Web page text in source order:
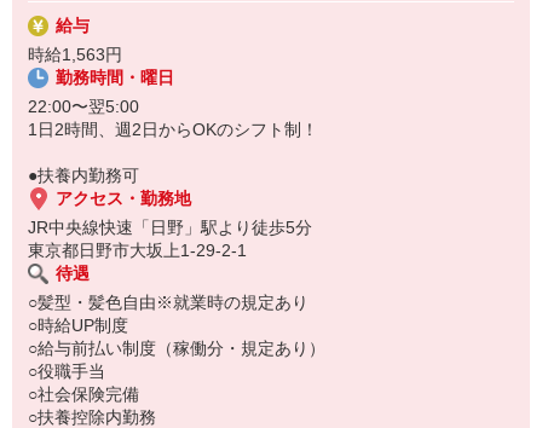
他にも、食材の調整や金銭管理、新しく入社したクルーの研修など
様々なお仕事があります。
セルフオーダー、セルフ会計で、現金の受け渡しはほとんどありま
せん。※一部店舗を除く
取り間違いもなく安心でスムーズ♪
マニュアルも用意していますので飲食店が初めての方でも大丈夫！
もちろん先輩クルーがしっかり教えてくれるので安心してくださ
い。
給与
時給1,563円
勤務時間・曜日
22:00〜翌5:00
1日2時間、週2日からOKのシフト制！
●扶養内勤務可
アクセス・勤務地
JR中央線快速「日野」駅より徒歩5分
東京都日野市大坂上1-29-2-1
待遇
○髪型・髪色自由※就業時の規定あり
○時給UP制度
○給与前払い制度（稼働分・規定あり）
○役職手当
○社会保険完備
○扶養控除内勤務